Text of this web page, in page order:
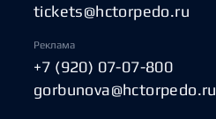
tickets@hctorpedo.ru
Реклама
+7 (920) 07-07-800
gorbunova@hctorpedo.ru